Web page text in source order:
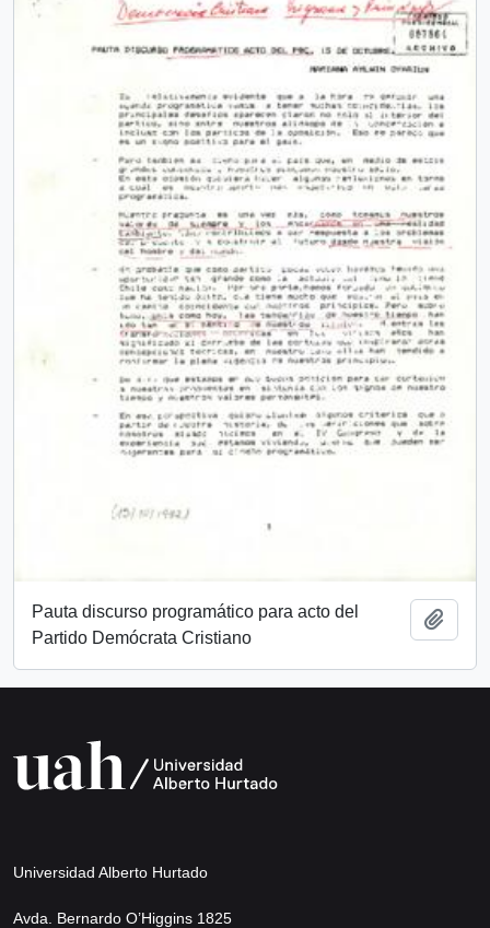
Pauta discurso programático para acto del
Partido Demócrata Cristiano
Universidad Alberto Hurtado
Avda. Bernardo O’Higgins 1825